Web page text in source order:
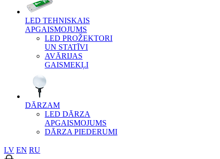
LED TEHNISKAIS
APGAISMOJUMS
LED PROŽEKTORI
UN STATĪVI
AVĀRIJAS
GAISMEKĻI
DĀRZAM
LED DĀRZA
APGAISMOJUMS
DĀRZA PIEDERUMI
LV EN RU